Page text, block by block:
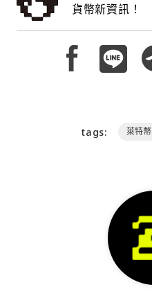
貨幣新資訊！
tags: 萊特幣